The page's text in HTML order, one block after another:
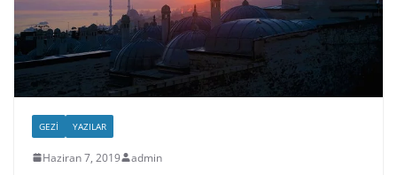
GEZI YAZILAR
Haziran 7, 2019 admin